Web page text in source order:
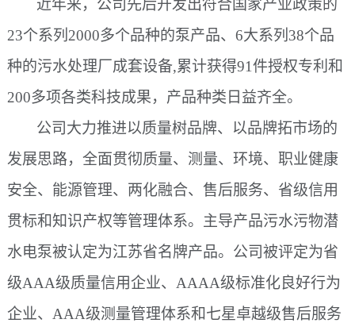
近年来，公司先后开发出符合国家产业政策的
23个系列2000多个品种的泵产品、6大系列38个品
种的污水处理厂成套设备,累计获得91件授权专利和
200多项各类科技成果，产品种类日益齐全。
公司大力推进以质量树品牌、以品牌拓市场的
发展思路，全面贯彻质量、测量、环境、职业健康
安全、能源管理、两化融合、售后服务、省级信用
贯标和知识产权等管理体系。主导产品污水污物潜
水电泵被认定为江苏省名牌产品。公司被评定为省
级AAA级质量信用企业、AAAA级标准化良好行为
企业、AAA级测量管理体系和七星卓越级售后服务